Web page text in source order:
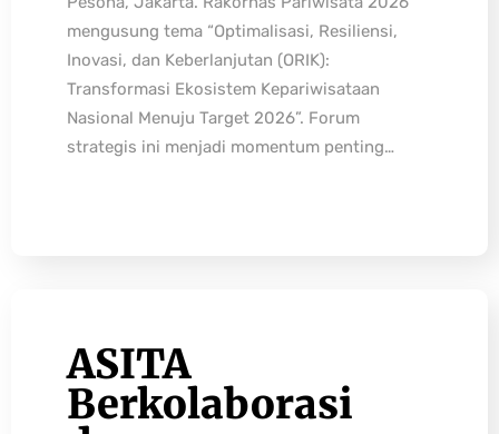
mengusung tema “Optimalisasi, Resiliensi,
Inovasi, dan Keberlanjutan (ORIK):
Transformasi Ekosistem Kepariwisataan
Nasional Menuju Target 2026”. Forum
strategis ini menjadi momentum penting…
ASITA
Berkolaborasi